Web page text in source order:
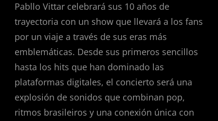
Pabllo Vittar celebrará sus 10 años de
trayectoria con un show que llevará a los fans
por un viaje a través de sus eras más
emblemáticas. Desde sus primeros sencillos
hasta los hits que han dominado las
plataformas digitales, el concierto será una
explosión de sonidos que combinan pop,
ritmos brasileiros y una conexión única con